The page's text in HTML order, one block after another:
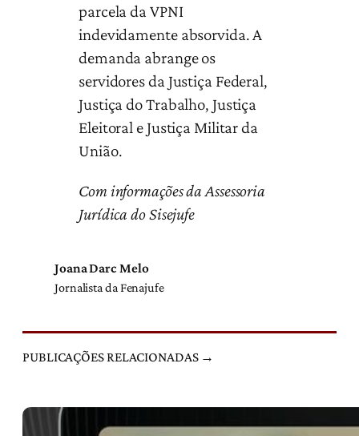
parcela da VPNI
indevidamente absorvida. A
demanda abrange os
servidores da Justiça Federal,
Justiça do Trabalho, Justiça
Eleitoral e Justiça Militar da
União.
Com informações da Assessoria
Jurídica do Sisejufe
Joana Darc Melo
Jornalista da Fenajufe
PUBLICAÇÕES RELACIONADAS →